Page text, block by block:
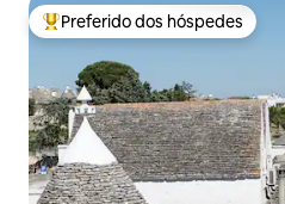
Entre os melhores preferidos
Preferido dos hóspedes